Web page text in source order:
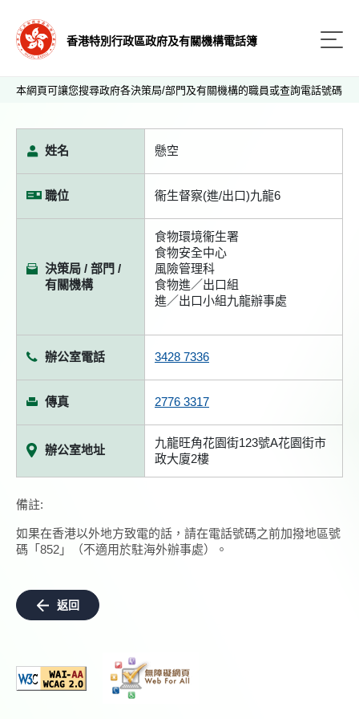
香港特別行政區政府及有關機構電話簿
本網頁可讓您搜尋政府各決策局/部門及有關機構的職員或查詢電話號碼
姓名 懸空
職位 衞生督察(進/出口)九龍6
決策局 / 部門 /
有關機構
食物環境衞生署
食物安全中心
風險管理科
食物進／出口組
進／出口小組九龍辦事處
辦公室電話 3428 7336
傳真 2776 3317
辦公室地址
九龍旺角花園街123號A花園街市
政大廈2樓
備註:
如果在香港以外地方致電的話，請在電話號碼之前加撥地區號
碼「852」（不適用於駐海外辦事處）。
返回